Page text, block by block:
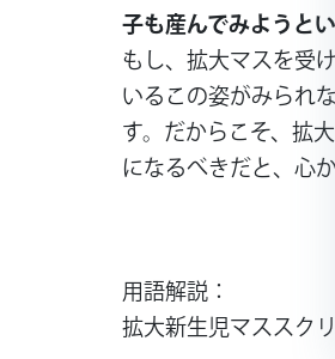
子も産んでみようと
もし、拡大マスを受
いるこの姿がみられ
す。だからこそ、拡
になるべきだと、心
用語解説：
拡大新生児マススク